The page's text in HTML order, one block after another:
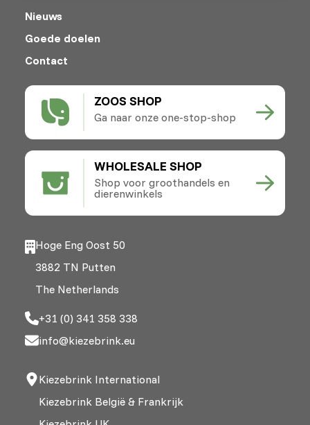
ZOOS SHOP
Ga naar onze one-stop-shop
WHOLESALE SHOP
Shop voor groothandels en
dierenwinkels
Nieuws
Goede doelen
Contact
Hoge Eng Oost 50
3882 TN Putten
The Netherlands
+31 (0) 341 358 338
info@kiezebrink.eu
Kiezebrink International
Kiezebrink België & Frankrijk